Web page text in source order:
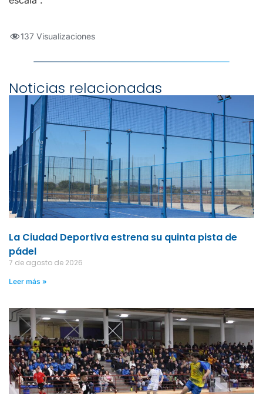
137 Visualizaciones
Noticias relacionadas
La Ciudad Deportiva estrena su quinta pista de
pádel
7 de agosto de 2026
Leer más »